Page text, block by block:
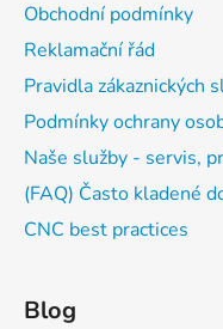
Obchodní podmínky
Reklamační řád
Pravidla zákaznických
Podmínky ochrany
Naše služby - servis,
(FAQ) Často kladené
CNC best practices
Blog